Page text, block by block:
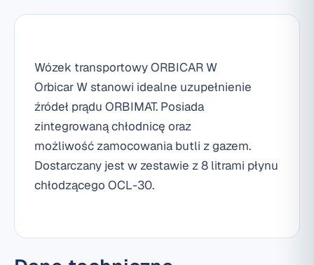
Wózek transportowy ORBICAR W
Orbicar W stanowi idealne uzupełnienie
źródeł prądu ORBIMAT. Posiada
zintegrowaną chłodnicę oraz
możliwość zamocowania butli z gazem.
Dostarczany jest w zestawie z 8 litrami płynu
chłodzącego OCL-30.